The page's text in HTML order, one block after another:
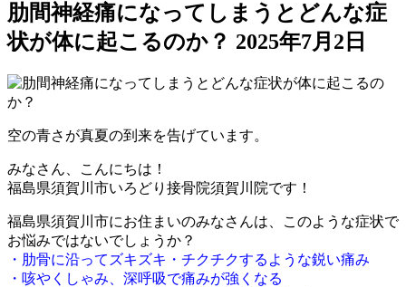
肋間神経痛になってしまうとどんな症
状が体に起こるのか？ 2025年7月2日
空の青さが真夏の到来を告げています。
みなさん、こんにちは！
福島県須賀川市いろどり接骨院須賀川院です！
福島県須賀川市にお住まいのみなさんは、このような症状で
お悩みではないでしょうか？
・肋骨に沿ってズキズキ・チクチクするような鋭い痛み
・咳やくしゃみ、深呼吸で痛みが強くなる